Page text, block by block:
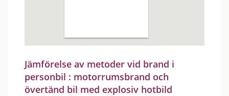
Jämförelse av metoder vid brand i
personbil : motorrumsbrand och
övertänd bil med explosiv hotbild